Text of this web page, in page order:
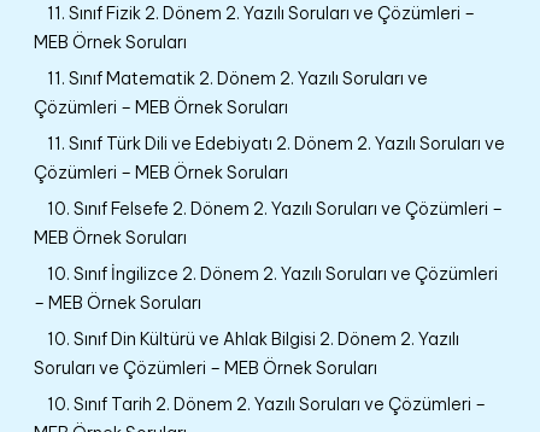
11. Sınıf Fizik 2. Dönem 2. Yazılı Soruları ve Çözümleri –
MEB Örnek Soruları
11. Sınıf Matematik 2. Dönem 2. Yazılı Soruları ve
Çözümleri – MEB Örnek Soruları
11. Sınıf Türk Dili ve Edebiyatı 2. Dönem 2. Yazılı Soruları ve
Çözümleri – MEB Örnek Soruları
10. Sınıf Felsefe 2. Dönem 2. Yazılı Soruları ve Çözümleri –
MEB Örnek Soruları
10. Sınıf İngilizce 2. Dönem 2. Yazılı Soruları ve Çözümleri
– MEB Örnek Soruları
10. Sınıf Din Kültürü ve Ahlak Bilgisi 2. Dönem 2. Yazılı
Soruları ve Çözümleri – MEB Örnek Soruları
10. Sınıf Tarih 2. Dönem 2. Yazılı Soruları ve Çözümleri –